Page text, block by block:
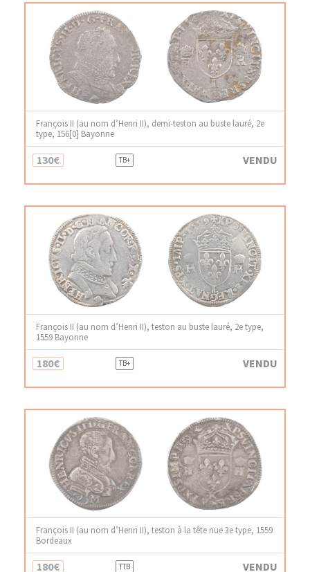
François II (au nom d’Henri II), demi-teston au buste lauré, 2e
type, 156[0] Bayonne
130€ TB+ VENDU
François II (au nom d’Henri II), teston au buste lauré, 2e type,
1559 Bayonne
180€ TB+ VENDU
François II (au nom d’Henri II), teston à la tête nue 3e type, 1559
Bordeaux
180€ TTB VENDU